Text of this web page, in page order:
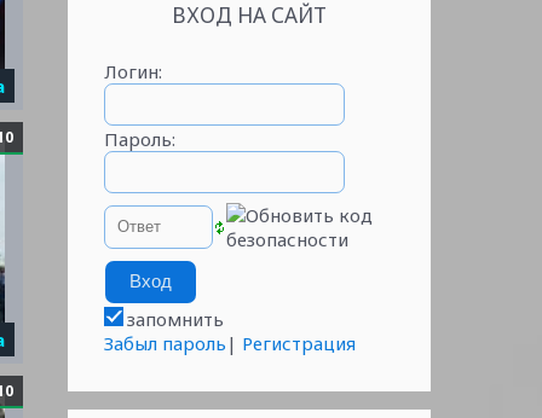
ВХОД НА САЙТ
Логин:
Пароль:
запомнить
Забыл пароль | Регистрация